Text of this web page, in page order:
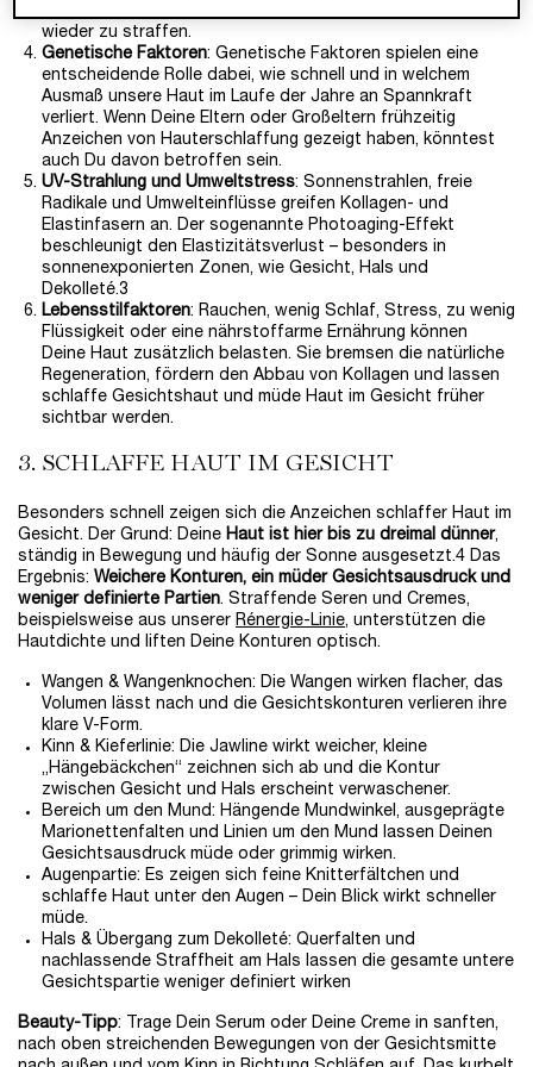
wieder zu straffen.
Genetische Faktoren: Genetische Faktoren spielen eine
entscheidende Rolle dabei, wie schnell und in welchem
Ausmaß unsere Haut im Laufe der Jahre an Spannkraft
verliert. Wenn Deine Eltern oder Großeltern frühzeitig
Anzeichen von Hauterschlaffung gezeigt haben, könntest
auch Du davon betroffen sein.
UV-Strahlung und Umweltstress: Sonnenstrahlen, freie
Radikale und Umwelteinflüsse greifen Kollagen- und
Elastinfasern an. Der sogenannte Photoaging-Effekt
beschleunigt den Elastizitätsverlust – besonders in
sonnenexponierten Zonen, wie Gesicht, Hals und
Dekolleté.3
Lebensstilfaktoren: Rauchen, wenig Schlaf, Stress, zu wenig
Flüssigkeit oder eine nährstoffarme Ernährung können
Deine Haut zusätzlich belasten. Sie bremsen die natürliche
Regeneration, fördern den Abbau von Kollagen und lassen
schlaffe Gesichtshaut und müde Haut im Gesicht früher
sichtbar werden.
3. SCHLAFFE HAUT IM GESICHT
Besonders schnell zeigen sich die Anzeichen schlaffer Haut im
Gesicht. Der Grund: Deine Haut ist hier bis zu dreimal dünner,
ständig in Bewegung und häufig der Sonne ausgesetzt.4 Das
Ergebnis: Weichere Konturen, ein müder Gesichtsausdruck und
weniger definierte Partien. Straffende Seren und Cremes,
beispielsweise aus unserer Rénergie-Linie, unterstützen die
Hautdichte und liften Deine Konturen optisch.
Wangen & Wangenknochen: Die Wangen wirken flacher, das
Volumen lässt nach und die Gesichtskonturen verlieren ihre
klare V-Form.
Kinn & Kieferlinie: Die Jawline wirkt weicher, kleine
„Hängebäckchen“ zeichnen sich ab und die Kontur
zwischen Gesicht und Hals erscheint verwaschener.
Bereich um den Mund: Hängende Mundwinkel, ausgeprägte
Marionettenfalten und Linien um den Mund lassen Deinen
Gesichtsausdruck müde oder grimmig wirken.
Augenpartie: Es zeigen sich feine Knitterfältchen und
schlaffe Haut unter den Augen – Dein Blick wirkt schneller
müde.
Hals & Übergang zum Dekolleté: Querfalten und
nachlassende Straffheit am Hals lassen die gesamte untere
Gesichtspartie weniger definiert wirken
Beauty-Tipp: Trage Dein Serum oder Deine Creme in sanften,
nach oben streichenden Bewegungen von der Gesichtsmitte